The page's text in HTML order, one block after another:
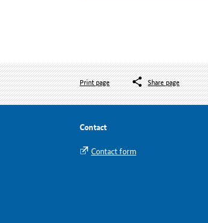
Print page Share page
Contact
Contact form